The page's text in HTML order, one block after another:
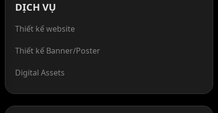
DỊCH VỤ
Thiết kế website
Thiết kế Banner/Poster
Digital Assets